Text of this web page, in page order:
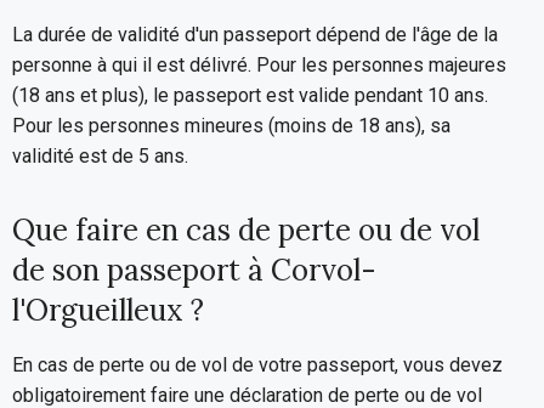
La durée de validité d'un passeport dépend de l'âge de la
personne à qui il est délivré. Pour les personnes majeures
(18 ans et plus), le passeport est valide pendant 10 ans.
Pour les personnes mineures (moins de 18 ans), sa
validité est de 5 ans.
Que faire en cas de perte ou de vol
de son passeport à Corvol-
l'Orgueilleux ?
En cas de perte ou de vol de votre passeport, vous devez
obligatoirement faire une déclaration de perte ou de vol